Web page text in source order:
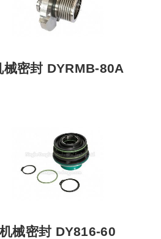
械密封 DYRMB-80A
机械密封 DY816-60